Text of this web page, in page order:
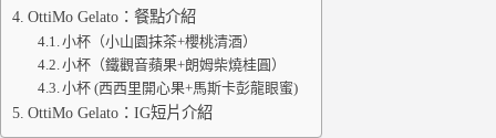
OttiMo Gelato：餐點介紹
小杯（小山園抹茶+櫻桃清酒）
小杯（鐵觀音蘋果+朗姆柴燒桂圓）
小杯 (西西里開心果+馬斯卡彭龍眼蜜)
OttiMo Gelato：IG短片介紹